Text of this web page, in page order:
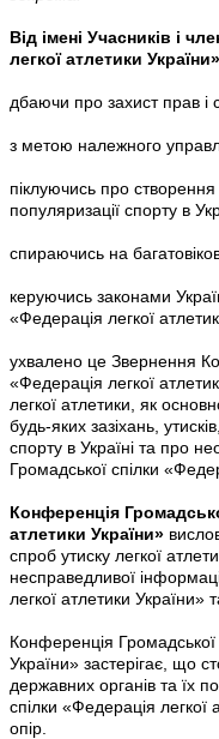
Від імені Учасників і
легкої атлетики
дбаючи про захист прав і
з метою належного
піклуючись про
популяризації спорту в
спираючись на
керуючись законами
«Федерація легкої
ухвалено це Звернення
«Федерація легкої
легкої атлетики, як
будь-яких зазіхань,
спорту в Україні та про
Громадської спілки
Конференція
атлетики України»
спроб утиску легкої
несправедливої
легкої атлетики України»
Конференція Громадської
України» застерігає, що
державних органів та їх
спілки «Федерація легкої
опір.